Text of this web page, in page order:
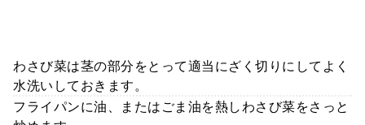
わさび菜は茎の部分をとって適当にざく切りにしてよく
水洗いしておきます。
フライパンに油、またはごま油を熱しわさび菜をさっと